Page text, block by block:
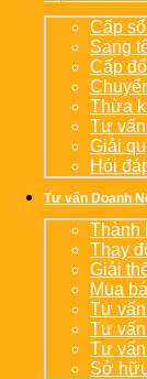
Cấp
Sang
Cấp
Thừa
Tư
Giải
Hỏi
Tư vấn Doanh
Thành
Thay
Giải
Mua
Tư
Tư
Tư
Sở